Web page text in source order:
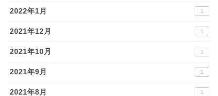
2022年1月 1
2021年12月 1
2021年10月 1
2021年9月 1
2021年8月 1